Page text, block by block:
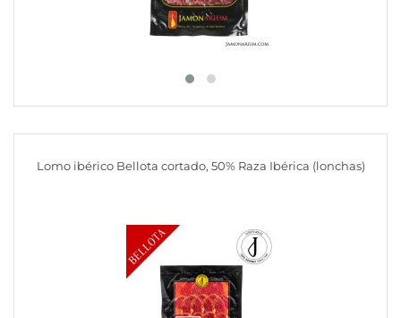
Lomo ibérico Bellota cortado, 50% Raza Ibérica (lonchas)